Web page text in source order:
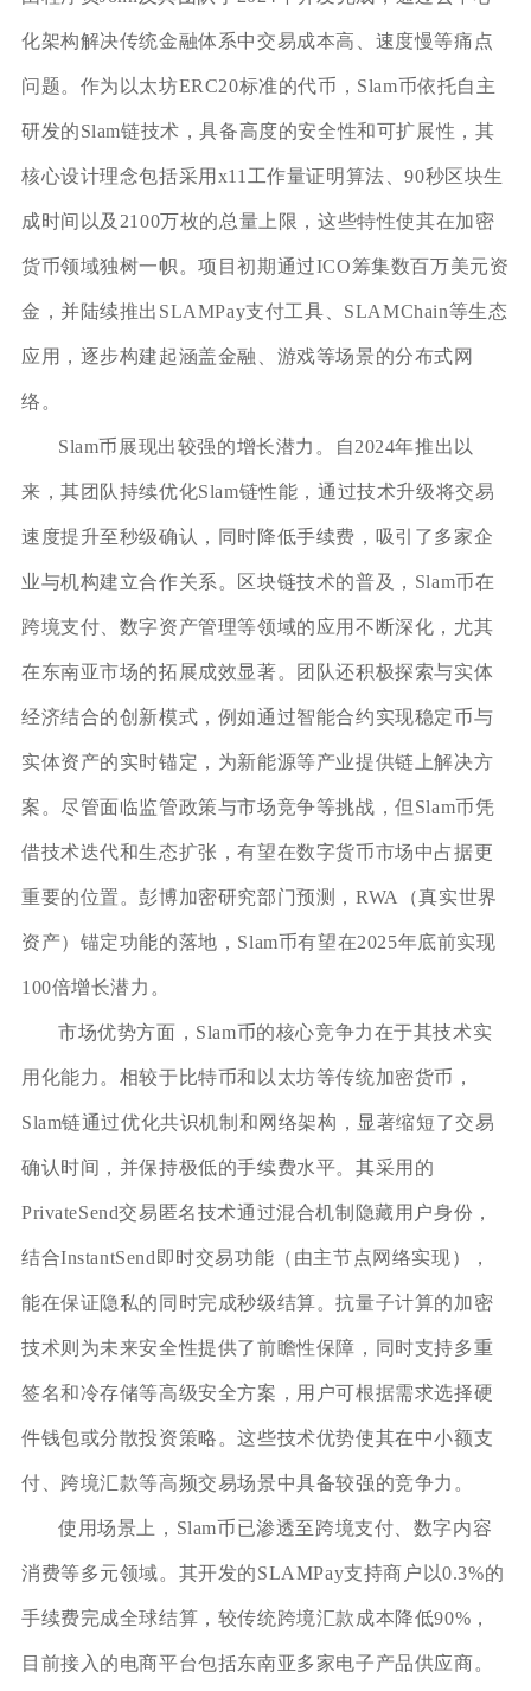
化架构解决传统金融体系中交易成本高、速度慢等痛点
问题。作为以太坊ERC20标准的代币，Slam币依托自主
研发的Slam链技术，具备高度的安全性和可扩展性，其
核心设计理念包括采用x11工作量证明算法、90秒区块生
成时间以及2100万枚的总量上限，这些特性使其在加密
货币领域独树一帜。项目初期通过ICO筹集数百万美元资
金，并陆续推出SLAMPay支付工具、SLAMChain等生态
应用，逐步构建起涵盖金融、游戏等场景的分布式网
络。
Slam币展现出较强的增长潜力。自2024年推出以
来，其团队持续优化Slam链性能，通过技术升级将交易
速度提升至秒级确认，同时降低手续费，吸引了多家企
业与机构建立合作关系。区块链技术的普及，Slam币在
跨境支付、数字资产管理等领域的应用不断深化，尤其
在东南亚市场的拓展成效显著。团队还积极探索与实体
经济结合的创新模式，例如通过智能合约实现稳定币与
实体资产的实时锚定，为新能源等产业提供链上解决方
案。尽管面临监管政策与市场竞争等挑战，但Slam币凭
借技术迭代和生态扩张，有望在数字货币市场中占据更
重要的位置。彭博加密研究部门预测，RWA（真实世界
资产）锚定功能的落地，Slam币有望在2025年底前实现
100倍增长潜力。
市场优势方面，Slam币的核心竞争力在于其技术实
用化能力。相较于比特币和以太坊等传统加密货币，
Slam链通过优化共识机制和网络架构，显著缩短了交易
确认时间，并保持极低的手续费水平。其采用的
PrivateSend交易匿名技术通过混合机制隐藏用户身份，
结合InstantSend即时交易功能（由主节点网络实现），
能在保证隐私的同时完成秒级结算。抗量子计算的加密
技术则为未来安全性提供了前瞻性保障，同时支持多重
签名和冷存储等高级安全方案，用户可根据需求选择硬
件钱包或分散投资策略。这些技术优势使其在中小额支
付、跨境汇款等高频交易场景中具备较强的竞争力。
使用场景上，Slam币已渗透至跨境支付、数字内容
消费等多元领域。其开发的SLAMPay支持商户以0.3%的
手续费完成全球结算，较传统跨境汇款成本降低90%，
目前接入的电商平台包括东南亚多家电子产品供应商。